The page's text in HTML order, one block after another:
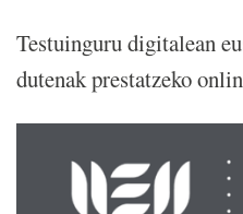
Testuinguru digitalean
dutenak prestatzeko